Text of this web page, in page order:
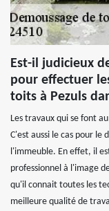
Est-il judicieux
pour effectuer
toits à Pezuls
Les travaux qui se font
C'est aussi le cas pour le
l'immeuble. En effet, il
professionnel à l'image
qu'il connait toutes les
meilleure qualité de